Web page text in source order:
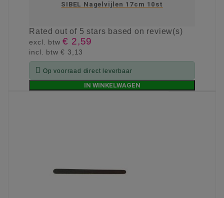
SIBEL Nagelvijlen 17cm 10st
Ratedout of 5 stars based on review(s)
excl. btw€ 2,59
incl. btw€ 3,13
 Op voorraad direct leverbaar
IN WINKELWAGEN